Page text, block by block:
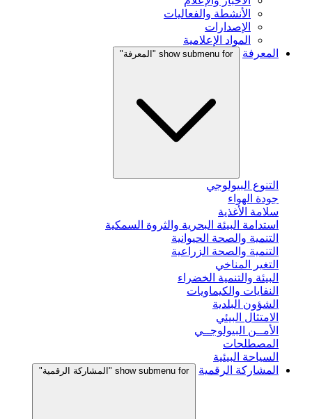
الأنشطة والفعاليات
الإصدارات
المواد الإعلامية
المعرفة
show submenu for "المعرفة"
التنوع البيولوجي
جودة الهواء
سلامة الأغذية
استدامة البيئة البحرية والثروة السمكية
التنمية والصحة الحيوانية
التنمية والصحة الزراعية
التغير المناخي
البيئة والتنمية الخضراء
النفايات والكيماويات
الشؤون البلدية
الامتثال البيئي
الأمــن البيولوجــي
المصطلحات
السياحة البيئية
المشاركة الرقمية
show submenu for "المشاركة الرقمية"